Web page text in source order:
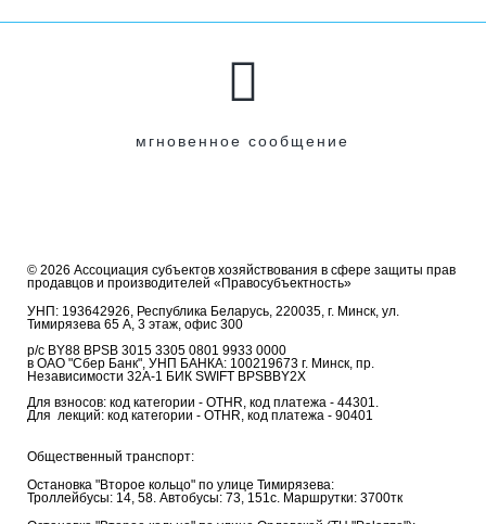
мгновенное сообщение
© 2026 Ассоциация субъектов хозяйствования в сфере защиты прав
продавцов и производителей «Правосубъектность»
УНП: 193642926, Республика Беларусь, 220035, г. Минск, ул.
Тимирязева 65 А, 3 этаж, офис 300
р/с BY88 BPSB 3015 3305 0801 9933 0000
в ОАО "Сбер Банк", УНП БАНКА: 100219673 г. Минск, пр.
Независимости 32А-1 БИК SWIFT BPSBBY2X
Для взносов: код категории - OTHR, код платежа - 44301.
Для лекций: код категории - OTHR, код платежа - 90401
Общественный транспорт:
Остановка "Второе кольцо" по улице Тимирязева:
Троллейбусы: 14, 58. Автобусы: 73, 151с. Маршрутки: 3700тк